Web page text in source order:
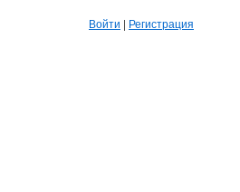
Войти | Регистрация